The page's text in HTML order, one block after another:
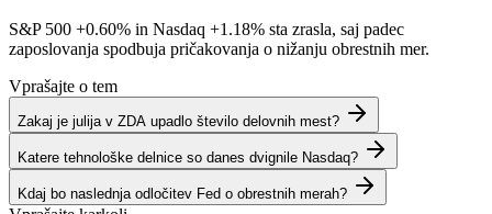
S&P 500 +0.60% in Nasdaq +1.18% sta zrasla, saj padec
zaposlovanja spodbuja pričakovanja o nižanju obrestnih mer.
Vprašajte o tem
Zakaj je julija v ZDA upadlo število delovnih mest?
Katere tehnološke delnice so danes dvignile Nasdaq?
Kdaj bo naslednja odločitev Fed o obrestnih merah?